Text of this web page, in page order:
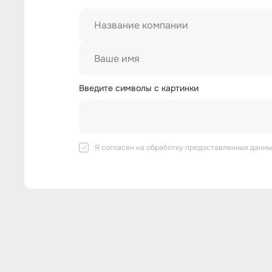
Введите символы с картинки
Я согласен на обработку предоставленных